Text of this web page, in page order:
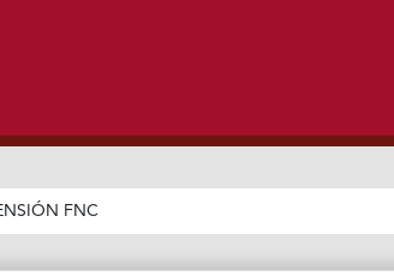
FNC